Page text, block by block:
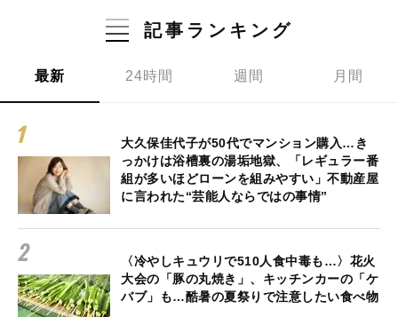
記事ランキング
最新 24時間 週間 月間
大久保佳代子が50代でマンション購入…き
っかけは浴槽裏の湯垢地獄、「レギュラー番
組が多いほどローンを組みやすい」不動産屋
に言われた“芸能人ならではの事情”
〈冷やしキュウリで510人食中毒も…〉花火
大会の「豚の丸焼き」、キッチンカーの「ケ
バブ」も…酷暑の夏祭りで注意したい食べ物